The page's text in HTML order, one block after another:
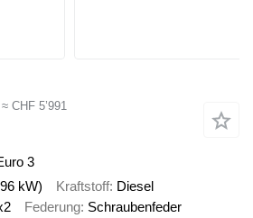
≈ CHF 5’991
3
kW) Kraftstoff Diesel
Federung Schraubenfeder